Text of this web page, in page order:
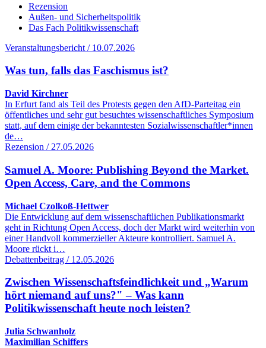
Rezension
Außen- und Sicherheitspolitik
Das Fach Politikwissenschaft
Veranstaltungsbericht / 10.07.2026
Was tun, falls das Faschismus ist?
David Kirchner
In Erfurt fand als Teil des Protests gegen den AfD-Parteitag ein
öffentliches und sehr gut besuchtes wissenschaftliches Symposium
statt, auf dem einige der bekanntesten Sozialwissenschaftler*innen
de…
Rezension / 27.05.2026
Samuel A. Moore: Publishing Beyond the Market.
Open Access, Care, and the Commons
Michael Czolkoß-Hettwer
Die Entwicklung auf dem wissenschaftlichen Publikationsmarkt
geht in Richtung Open Access, doch der Markt wird weiterhin von
einer Handvoll kommerzieller Akteure kontrolliert. Samuel A.
Moore rückt i…
Debattenbeitrag / 12.05.2026
Zwischen Wissenschaftsfeindlichkeit und „Warum
hört niemand auf uns?" – Was kann
Politikwissenschaft heute noch leisten?
Julia Schwanholz
Maximilian Schiffers